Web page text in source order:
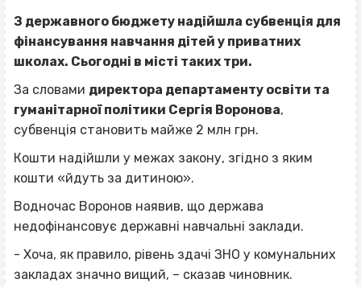
З державного бюджету надійшла субвенція для
фінансування навчання дітей у приватних
школах. Сьогодні в місті таких три.
За словами директора департаменту освіти та
гуманітарної політики Сергія Воронова,
субвенція становить майже 2 млн грн.
Кошти надійшли у межах закону, згідно з яким
кошти «йдуть за дитиною».
Водночас Воронов наявив, що держава
недофінансовує державні навчальні заклади.
- Хоча, як правило, рівень здачі ЗНО у комунальних
закладах значно вищий, – сказав чиновник.